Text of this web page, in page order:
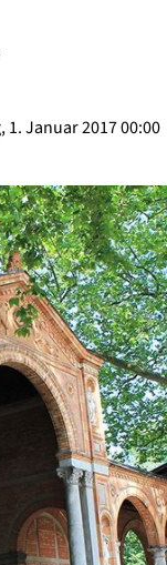
Januar 2017 00:00